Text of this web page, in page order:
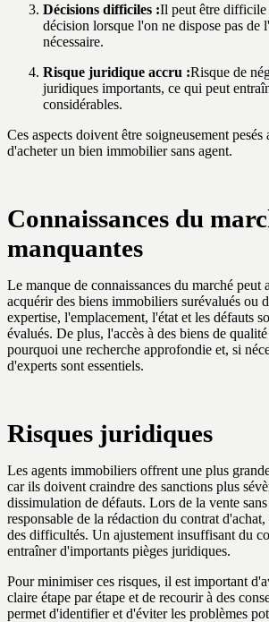
Décisions difficiles :Il peut être difficile
décision lorsque l'on ne dispose pas de
nécessaire.
Risque juridique accru :Risque de
juridiques importants, ce qui peut
considérables.
Ces aspects doivent être soigneusement pesés
d'acheter un bien immobilier sans agent.
Connaissances du
manquantes
Le manque de connaissances du marché peut
acquérir des biens immobiliers surévalués ou
expertise, l'emplacement, l'état et les défauts
évalués. De plus, l'accès à des biens de
pourquoi une recherche approfondie et, si
d'experts sont essentiels.
Risques juridiques
Les agents immobiliers offrent une plus
car ils doivent craindre des sanctions plus
dissimulation de défauts. Lors de la vente
responsable de la rédaction du contrat
des difficultés. Un ajustement insuffisant du
entraîner d'importants pièges juridiques.
Pour minimiser ces risques, il est important
claire étape par étape et de recourir à des
permet d'identifier et d'éviter les problèmes